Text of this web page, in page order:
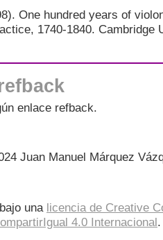
One hundred years of
1740-1840. Cambridge
enlace refback.
Juan Manuel Márquez
una licencia de Creative
4.0 Internacional.